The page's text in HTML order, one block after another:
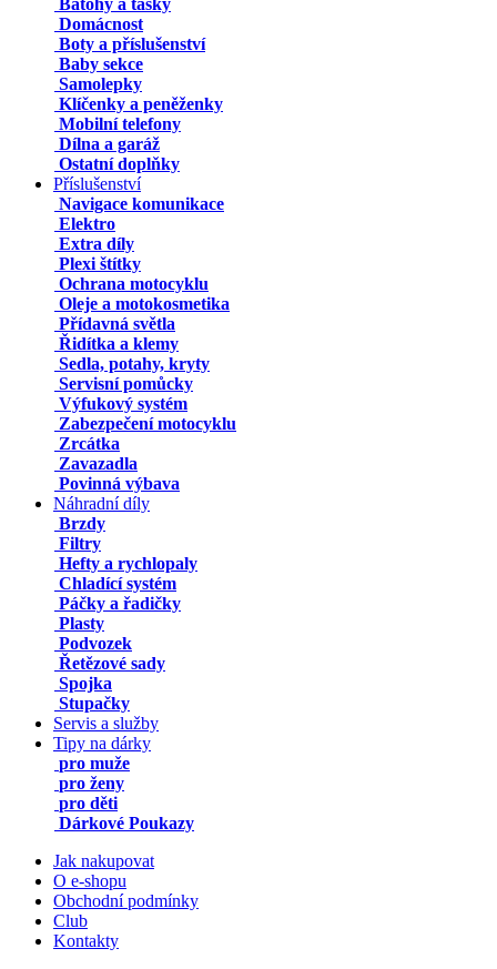
Batohy a tašky
Domácnost
Boty a příslušenství
Baby sekce
Samolepky
Klíčenky a peněženky
Mobilní telefony
Dílna a garáž
Ostatní doplňky
Příslušenství
Navigace komunikace
Elektro
Extra díly
Plexi štítky
Ochrana motocyklu
Oleje a motokosmetika
Přídavná světla
Řidítka a klemy
Sedla, potahy, kryty
Servisní pomůcky
Výfukový systém
Zabezpečení motocyklu
Zrcátka
Zavazadla
Povinná výbava
Náhradní díly
Brzdy
Filtry
Hefty a rychlopaly
Chladící systém
Páčky a řadičky
Plasty
Podvozek
Řetězové sady
Spojka
Stupačky
Servis a služby
Tipy na dárky
pro muže
pro ženy
pro děti
Dárkové Poukazy
Jak nakupovat
O e-shopu
Obchodní podmínky
Club
Kontakty